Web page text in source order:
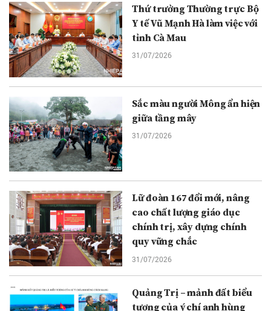
Thứ trưởng Thường trực Bộ
Y tế Vũ Mạnh Hà làm việc với
tỉnh Cà Mau
31/07/2026
Sắc màu người Mông ẩn hiện
giữa tầng mây
31/07/2026
Lữ đoàn 167 đổi mới, nâng
cao chất lượng giáo dục
chính trị, xây dựng chính
quy vững chắc
31/07/2026
Quảng Trị – mảnh đất biểu
tượng của ý chí anh hùng